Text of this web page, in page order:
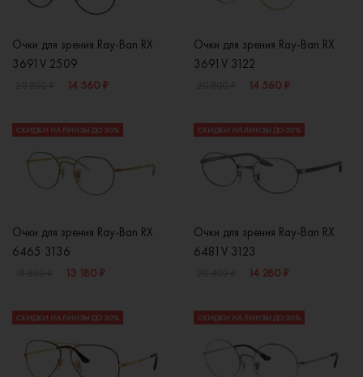
Очки для зрения Ray-Ban RX
3691V 2509
14 560 ₽
Очки для зрения Ray-Ban RX
3691V 3122
14 560 ₽
СКИДКИ НА ЛИНЗЫ ДО 30%
Очки для зрения Ray-Ban RX
6465 3136
13 180 ₽
СКИДКИ НА ЛИНЗЫ ДО 30%
Очки для зрения Ray-Ban RX
6481V 3123
14 280 ₽
СКИДКИ НА ЛИНЗЫ ДО 30% СКИДКИ НА ЛИНЗЫ ДО 30%